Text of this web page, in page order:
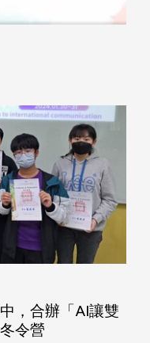
，合辦「AI讓雙
令營